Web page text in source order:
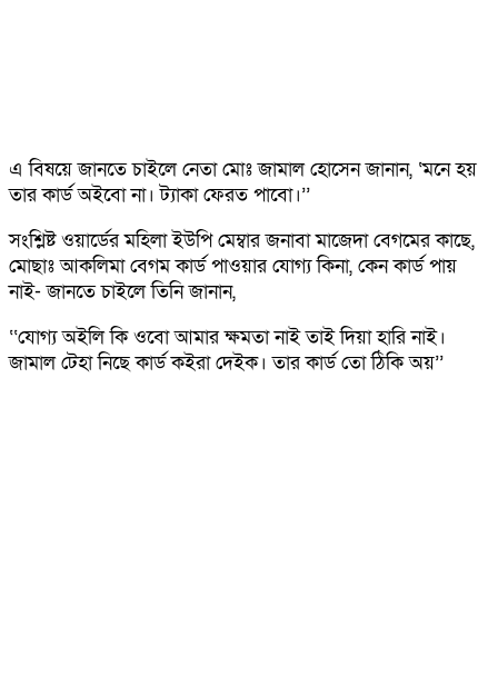
এ বিষয়ে জানতে চাইলে নেতা মোঃ জামাল হোসেন জানান, ‘মনে হয়
তার কার্ড অইবো না। ট্যাকা ফেরত পাবো।’’
সংশ্লিষ্ট ওয়ার্ডের মহিলা ইউপি মেম্বার জনাবা মাজেদা বেগমের কাছে,
মোছাঃ আকলিমা বেগম কার্ড পাওয়ার যোগ্য কিনা, কেন কার্ড পায়
নাই- জানতে চাইলে তিনি জানান,
‌‌‘‘যোগ্য অইলি কি ওবো আমার ক্ষমতা নাই তাই দিয়া হারি নাই।
জামাল টেহা নিছে কার্ড কইরা দেইক। তার কার্ড তো ঠিকি অয়’’